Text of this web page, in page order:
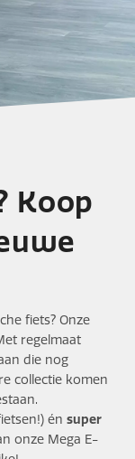
Koop
fiets? Onze
regelmaat
die nog
collectie komen
én super
onze Mega E-